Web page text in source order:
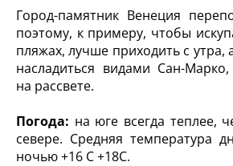
Город-памятник Венеция
поэтому, к примеру, чтобы
пляжах, лучше приходить с утра,
насладиться видами Сан-
на рассвете.
Погода: на юге всегда теплее,
севере. Средняя температура
ночью +16 С +18С.